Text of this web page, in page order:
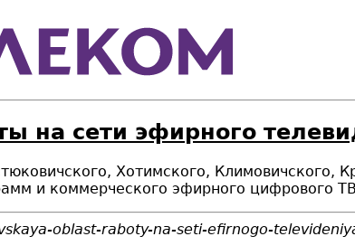
на сети эфирного
Хотимского, Климовичского,
и коммерческого эфирного цифрового
oblast-raboty-na-seti-efirnogo-